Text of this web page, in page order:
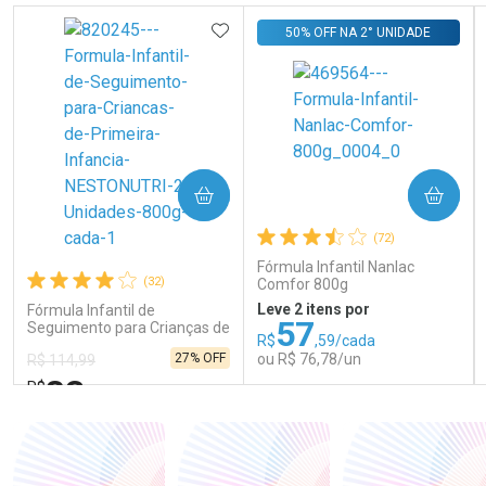
(32)
Fórmula Infantil de
Seguimento para Crianças de
Primeira Infância Nestonutri
2 Unidades de 800g cada
R$ 114,99
R$83
27% OFF
ADICIONAR AOS FAVORITOS
COMPRAR
Laboratório
Por Menos
(72)
Fórmula Infantil Nanlac
Comfor 800g
50% OFF NA 2° UNIDADE
Leve 2 itens por
R$57,59/cada
ou R$ 76,78/un
COMPRAR
Laboratório
Por Menos